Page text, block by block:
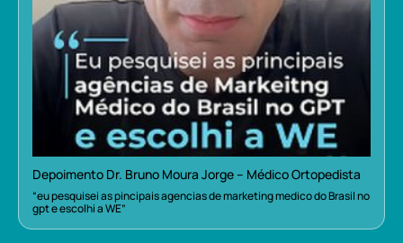
Depoimento Dr. Bruno Moura Jorge – Médico Ortopedista
“eu pesquisei as pincipais agencias de marketing medico do Brasil no
gpt e escolhi a WE”